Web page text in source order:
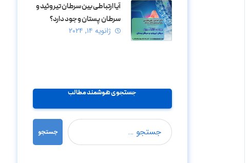
آیا ارتباطی بین سرطان تیروئید و
سرطان پستان وجود دارد؟
ژانویه ۱۴, ۲۰۲۴
جستجوی هوشمند مطالب
جستجو